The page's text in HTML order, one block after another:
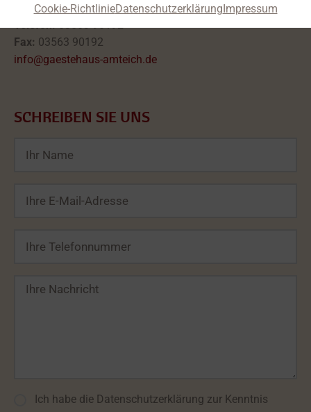
Cookie-RichtlinieDatenschutzerklärungImpressum
Mobil:0163 0800033
Telefon:03563 90192
Fax: 03563 90192
info@gaestehaus-amteich.de
SCHREIBEN SIE UNS
Bitte lasse dieses Feld leer.
Ich habe die Datenschutzerklärung zur Kenntnis